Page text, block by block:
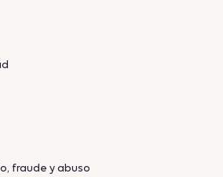
fraude y abuso